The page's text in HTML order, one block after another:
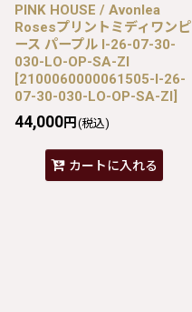
PINK HOUSE / Avonlea
Rosesプリントミディワンピ
ース パープル I-26-07-30-
030-LO-OP-SA-ZI
[2100060000061505-I-26-
07-30-030-LO-OP-SA-ZI]
44,000円 (税込)
カートに入れる